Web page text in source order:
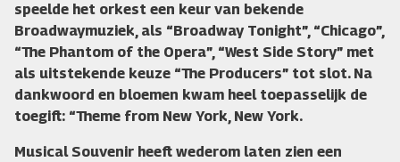
speelde het orkest een keur van bekende
Broadwaymuziek, als “Broadway Tonight”, “Chicago”,
“The Phantom of the Opera”, “West Side Story” met
als uitstekende keuze “The Producers” tot slot. Na
dankwoord en bloemen kwam heel toepasselijk de
toegift: “Theme from New York, New York.
Musical Souvenir heeft wederom laten zien een